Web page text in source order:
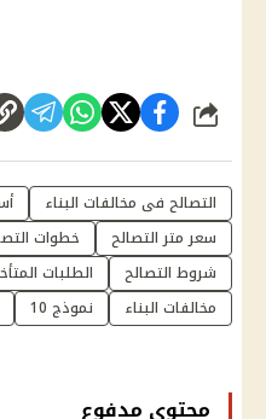
شارك
التصالح فى مخالفات البناء
سعر متر التصالح
خطوات
شروط التصالح
الطلبات
مخالفات البناء
نموذج 10
محتوى مدفوع